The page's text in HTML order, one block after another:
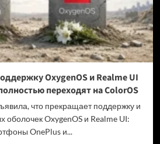
OxygenOS и Realme UI
переходят на ColorOS
что прекращает поддержку и
оболочек OxygenOS и Realme UI:
OnePlus и...